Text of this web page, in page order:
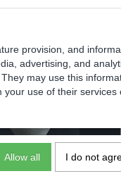
provision, and
advertising, and
may use this
your use of their services
Allow all I do not